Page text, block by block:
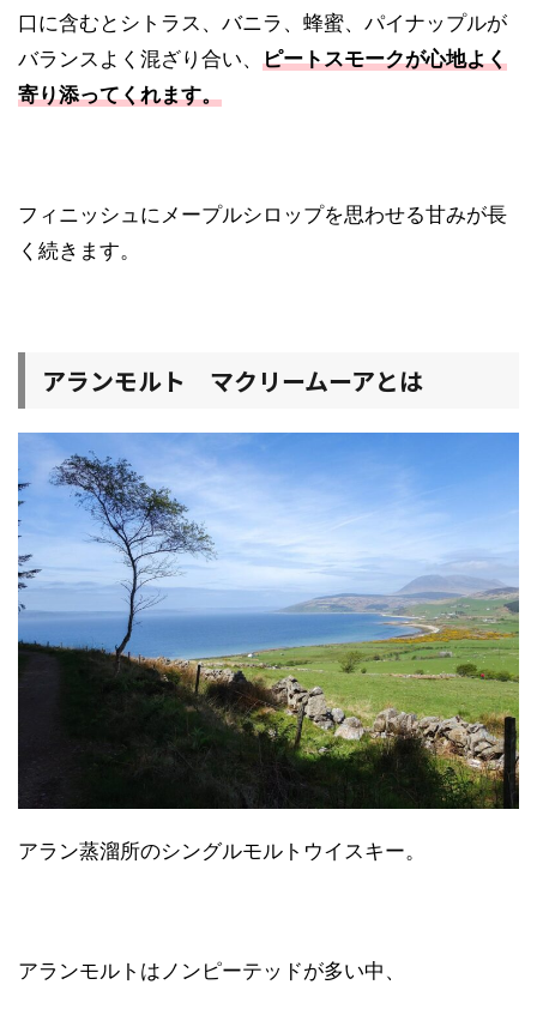
口に含むとシトラス、バニラ、蜂蜜、パイナップルが
バランスよく混ざり合い、 ピートスモークが心地よく
寄り添ってくれます。
フィニッシュにメープルシロップを思わせる甘みが長
く続きます。
アランモルト マクリームーアとは
アラン蒸溜所のシングルモルトウイスキー。
アランモルトはノンピーテッドが多い中、